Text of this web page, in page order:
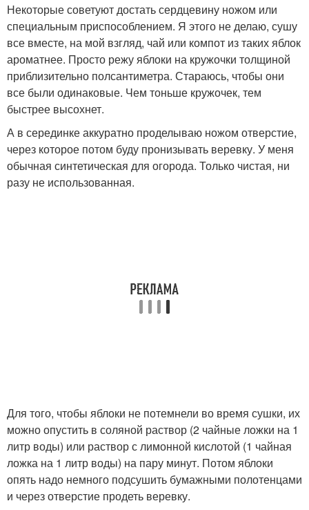
Некоторые советуют достать сердцевину ножом или
специальным приспособлением. Я этого не делаю, сушу
все вместе, на мой взгляд, чай или компот из таких яблок
ароматнее. Просто режу яблоки на кружочки толщиной
приблизительно полсантиметра. Стараюсь, чтобы они
все были одинаковые. Чем тоньше кружочек, тем
быстрее высохнет.
А в серединке аккуратно проделываю ножом отверстие,
через которое потом буду пронизывать веревку. У меня
обычная синтетическая для огорода. Только чистая, ни
разу не использованная.
Для того, чтобы яблоки не потемнели во время сушки, их
можно опустить в соляной раствор (2 чайные ложки на 1
литр воды) или раствор с лимонной кислотой (1 чайная
ложка на 1 литр воды) на пару минут. Потом яблоки
опять надо немного подсушить бумажными полотенцами
и через отверстие продеть веревку.